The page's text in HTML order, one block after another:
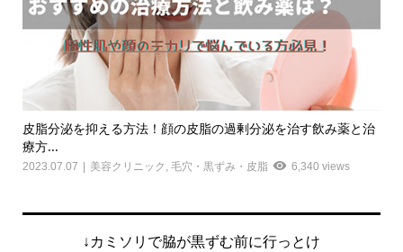
皮脂分泌を抑える方法！顔の皮脂の過剰分泌を治す飲み薬と治
療方...
2023.07.07 美容クリニック 毛穴・黒ずみ・皮脂 6,340 views
↓カミソリで脇が黒ずむ前に行っとけ